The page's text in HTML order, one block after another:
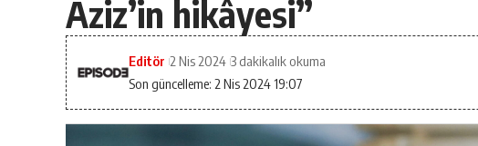
Aziz’in hikâyesi”
Son güncelleme: 2 Nis 2024 19:07
Editör 2 Nis 2024 3 dakikalık okuma